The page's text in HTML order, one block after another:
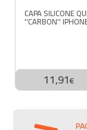
CAPA SILICONE
''CARBON''
11,91€